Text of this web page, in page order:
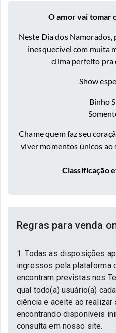
O amor vai tomar
Neste Dia dos
inesquecível com muita
clima perfeito pra
Show
Binho
Chame quem faz seu
viver momentos únicos ao
Classificação
Regras para venda
1. Todas as disposições
ingressos pela plataforma
encontram previstas nos
qual todo(a) usuário(a)
ciência e aceite ao
encontrando disponíveis
consulta em nosso site.